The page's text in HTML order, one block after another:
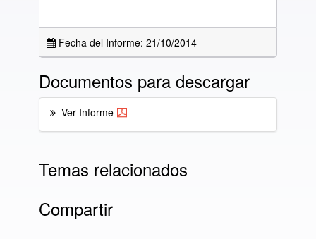
Fecha del Informe: 21/10/2014
Documentos para descargar
Ver Informe
Temas relacionados
Compartir